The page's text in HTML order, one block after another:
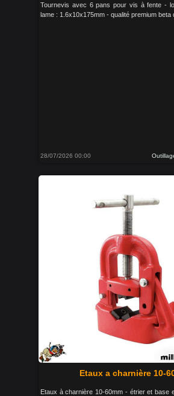
Tournevis avec 6 pans pour vis à fente -
lame : 1.6x10x175mm - qualité premium beta
28/07/2026 00:00
Etaux a charnière 10-
Etaux à charnière 10-60mm - étrier et base